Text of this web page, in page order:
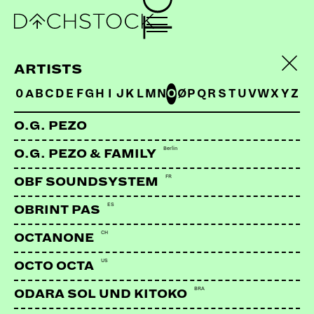
THEM FLEURS
LINKS:
ARTISTS
0A B C D E FG H J K L M N OØ P Q R S T UVWX YZ
O.G. PEZO
O.G. PEZO & FAMILY Berlin
OBF SOUNDSYSTEM FR
OBRINT PAS ES
OCTANONE CH
OCTO OCTA US
ODARA SOL UND KITOKO BRA